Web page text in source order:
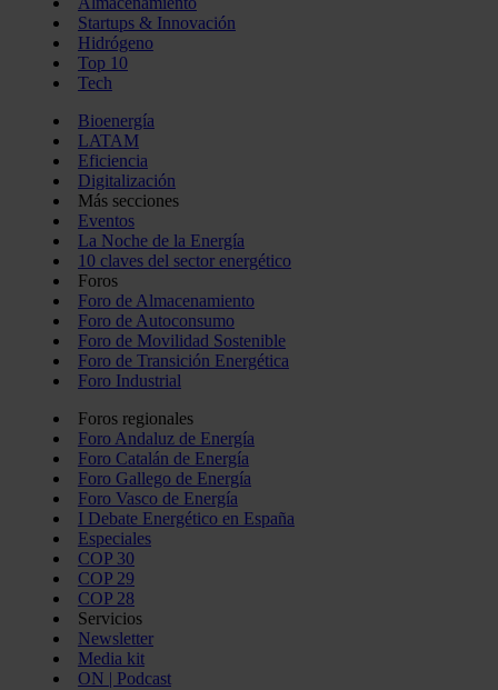
Startups & Innovación
Hidrógeno
Top 10
Tech
Bioenergía
LATAM
Eficiencia
Digitalización
Más secciones
Eventos
La Noche de la Energía
10 claves del sector energético
Foros
Foro de Almacenamiento
Foro de Autoconsumo
Foro de Movilidad Sostenible
Foro de Transición Energética
Foro Industrial
Foros regionales
Foro Andaluz de Energía
Foro Catalán de Energía
Foro Gallego de Energía
Foro Vasco de Energía
I Debate Energético en España
Especiales
COP 30
COP 29
COP 28
Servicios
Newsletter
Media kit
ON | Podcast